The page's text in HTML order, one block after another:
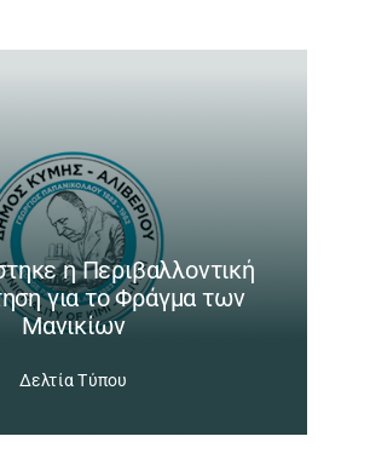
η Περιβαλλοντική
για το Φράγμα των
Μανικίων
Δελτία Τύπου